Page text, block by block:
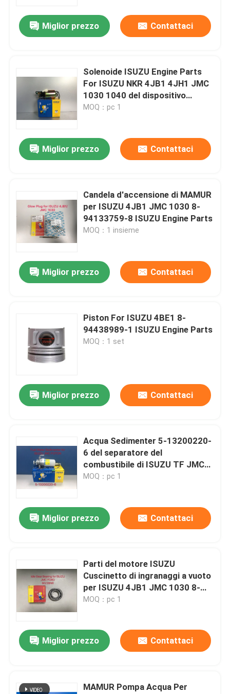
Giro della fabbrica
Contattici
Ricambio auto del camion
ISUZU Truck Parts
Isuzu Engine Parts
ISUZU Clutch Parts
ISUZU Gearbox Parts
Ricambi auto di JMC
Fodera del cilindro del motore
Disco di frizione
Filtro dell'aria del camion
Miglior prezzo Contattaci
Solenoide ISUZU Engine Parts
For ISUZU NKR 4JB1 4JH1 JMC
1030 1040 del dispositivo
d'avviamento
MOQ：pc 1
Miglior prezzo Contattaci
Candela d'accensione di MAMUR
per ISUZU 4JB1 JMC 1030 8-
94133759-8 ISUZU Engine Parts
MOQ：1 insieme
Miglior prezzo Contattaci
Piston For ISUZU 4BE1 8-
94438989-1 ISUZU Engine Parts
MOQ：1 set
Miglior prezzo Contattaci
Acqua Sedimenter 5-13200220-
6 del separatore del
combustibile di ISUZU TF JMC
1020 FOTON
MOQ：pc 1
Miglior prezzo Contattaci
Parti del motore ISUZU
Cuscinetto di ingranaggi a vuoto
per ISUZU 4JB1 JMC 1030 8-
94110271-0
MOQ：pc 1
Miglior prezzo Contattaci
MAMUR Pompa Acqua Per